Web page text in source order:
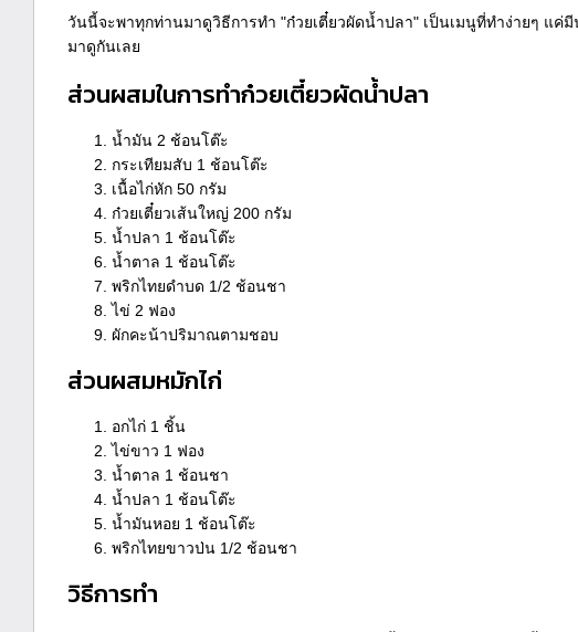
วันนี้จะพาทุกท่านมาดูวิธีการทำ "ก๋วยเตี๋ยวผัดน้ำปลา" เป็นเมนูที่ทำง่ายๆ แ
มาดูกันเลย
ส่วนผสมในการทำก๋วยเตี๋ยวผัดน้ำปลา
น้ำมัน 2 ช้อนโต๊ะ
กระเทียมสับ 1 ช้อนโต๊ะ
เนื้อไก่หัก 50 กรัม
ก๋วยเตี๋ยวเส้นใหญ่ 200 กรัม
น้ำปลา 1 ช้อนโต๊ะ
น้ำตาล 1 ช้อนโต๊ะ
พริกไทยดำบด 1/2 ช้อนชา
ไข่ 2 ฟอง
ผักคะน้าปริมาณตามชอบ
ส่วนผสมหมักไก่
อกไก่ 1 ชิ้น
ไข่ขาว 1 ฟอง
น้ำตาล 1 ช้อนชา
น้ำปลา 1 ช้อนโต๊ะ
น้ำมันหอย 1 ช้อนโต๊ะ
พริกไทยขาวป่น 1/2 ช้อนชา
วิธีการทำ